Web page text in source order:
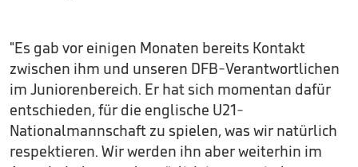
"Es gab vor einigen Monaten bereits Kontakt
zwischen ihm und unseren DFB-Verantwortlichen
im Juniorenbereich. Er hat sich momentan dafür
entschieden, für die englische U21-
Nationalmannschaft zu spielen, was wir natürlich
respektieren. Wir werden ihn aber weiterhin im